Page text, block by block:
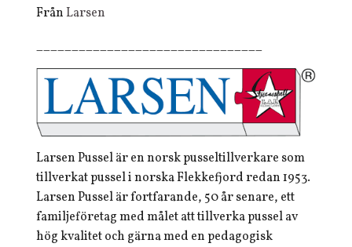
FrånLarsen
Larsen Pussel är en norsk pusseltillverkare som
tillverkat pussel i norska Flekkefjord redan 1953.
Larsen Pussel är fortfarande, 50 år senare, ett
familjeföretag med målet att tillverka pussel av
hög kvalitet och gärna med en pedagogisk